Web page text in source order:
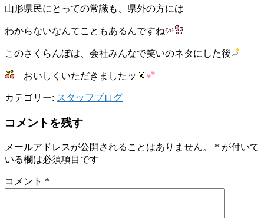
山形県民にとっての常識も、県外の方には
わからないなんてこともあるんですね
このさくらんぼは、会社みんなで笑いのネタにした後
おいしくいただきましたッ
カテゴリー: スタッフブログ
コメントを残す
メールアドレスが公開されることはありません。 * が付いて
いる欄は必須項目です
コメント *